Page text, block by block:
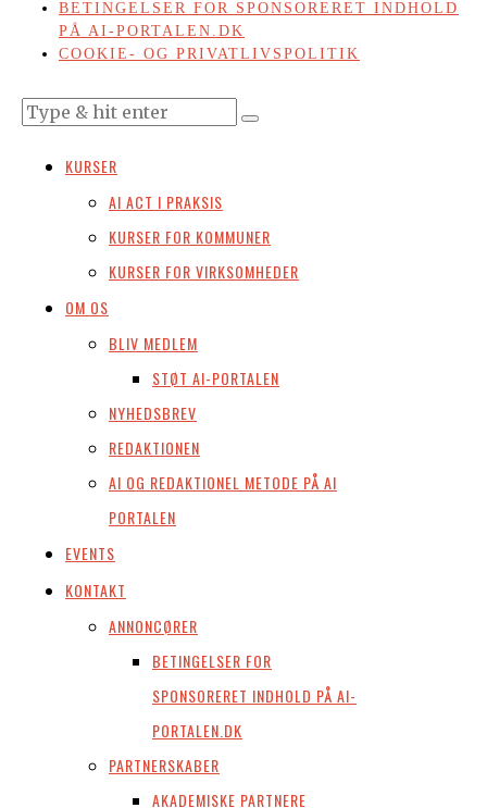
BETINGELSER FOR SPONSORERET INDHOLD
PÅ AI-PORTALEN.DK
COOKIE- OG PRIVATLIVSPOLITIK
KURSER
AI ACT I PRAKSIS
KURSER FOR KOMMUNER
KURSER FOR VIRKSOMHEDER
OM OS
BLIV MEDLEM
STØT AI-PORTALEN
NYHEDSBREV
REDAKTIONEN
AI OG REDAKTIONEL METODE PÅ AI
PORTALEN
EVENTS
KONTAKT
ANNONCØRER
BETINGELSER FOR
SPONSORERET INDHOLD PÅ AI-
PORTALEN.DK
PARTNERSKABER
AKADEMISKE PARTNERE